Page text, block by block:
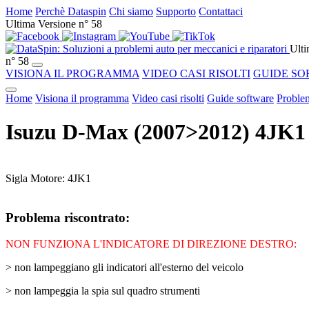
Home Perchè Dataspin Chi siamo Supporto Contattaci
Ultima Versione n° 58
n° 58
VISIONA IL PROGRAMMA VIDEO CASI RISOLTI GUIDE
Home Visiona il programma Video casi risolti Guide software
Isuzu D-Max (2007>2012)
Sigla Motore: 4JK1
Problema riscontrato:
NON FUNZIONA L'INDICATORE DI DIREZIONE DESTRO:
> non lampeggiano gli indicatori all'esterno del veicolo
> non lampeggia la spia sul quadro strumenti